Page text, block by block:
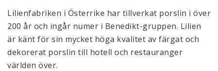
Lilienfabriken i Österrike har tillverkat porslin i över
200 år och ingår numer i Benedikt-gruppen. Lilien
är känt för sin mycket höga kvalitet av färgat och
dekorerat porslin till hotell och restauranger
världen över.